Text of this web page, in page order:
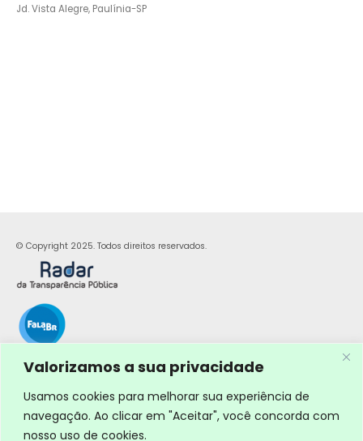
Valorizamos a sua privacidade
Usamos cookies para melhorar sua experiência de
navegação. Ao clicar em "Aceitar", você concorda com
nosso uso de cookies.
Jd. Vista Alegre, Paulínia-SP
© Copyright 2025. Todos direitos reservados.